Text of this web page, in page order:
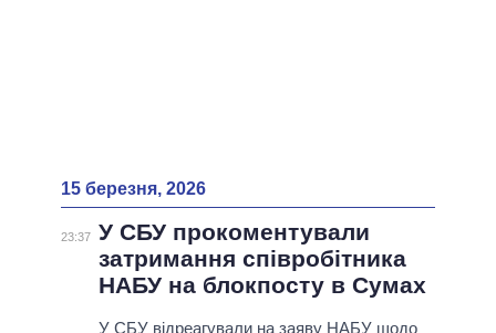
15 березня, 2026
23:37 У СБУ прокоментували
затримання співробітника
НАБУ на блокпосту в Сумах
У СБУ відреагували на заяву НАБУ щодо